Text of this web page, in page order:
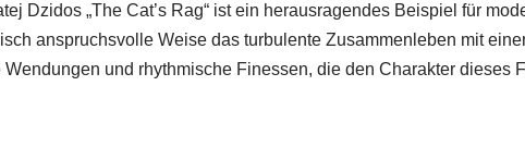
Dzidos „The Cat’s Rag“ ist ein herausragendes Beispiel für
anspruchsvolle Weise das turbulente Zusammenleben mit
und rhythmische Finessen, die den Charakter dieses